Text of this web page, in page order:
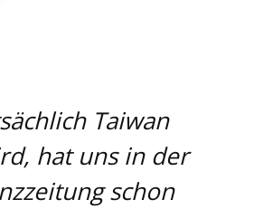
Taiwan
hat uns in der
schon